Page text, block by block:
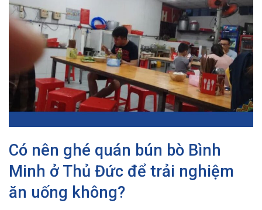
Có nên ghé quán bún bò Bình
Minh ở Thủ Đức để trải nghiệm
ăn uống không?